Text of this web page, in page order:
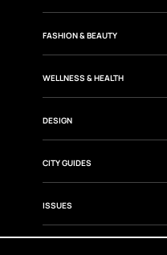
FASHION & BEAUTY
WELLNESS & HEALTH
DESIGN
CITY GUIDES
ISSUES